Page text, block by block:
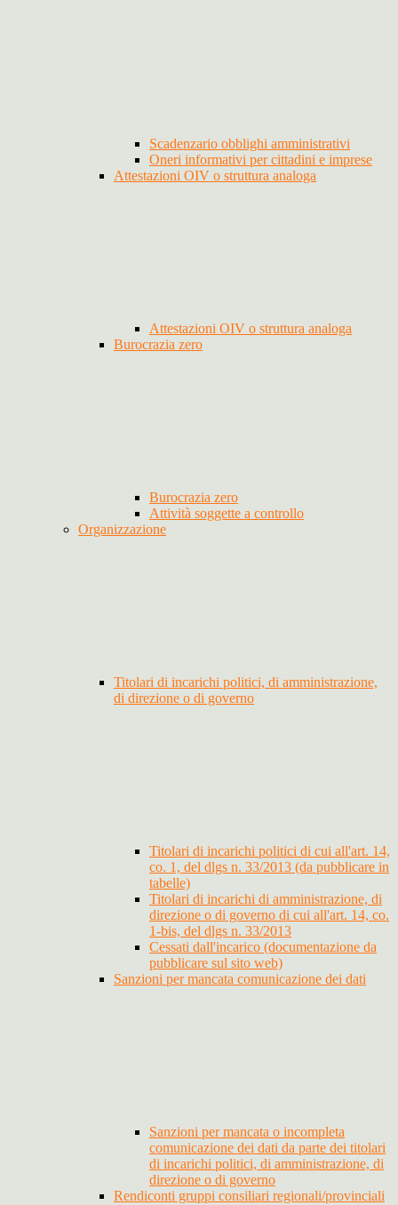
Scadenzario obblighi amministrativi
Oneri informativi per cittadini e imprese
Attestazioni OIV o struttura analoga
Attestazioni OIV o struttura analoga
Burocrazia zero
Burocrazia zero
Attività soggette a controllo
Organizzazione
Titolari di incarichi politici, di amministrazione,
di direzione o di governo
Titolari di incarichi politici di cui all'art. 14,
co. 1, del dlgs n. 33/2013 (da pubblicare in
tabelle)
Titolari di incarichi di amministrazione, di
direzione o di governo di cui all'art. 14, co.
1-bis, del dlgs n. 33/2013
Cessati dall'incarico (documentazione da
pubblicare sul sito web)
Sanzioni per mancata comunicazione dei dati
Sanzioni per mancata o incompleta
comunicazione dei dati da parte dei titolari
di incarichi politici, di amministrazione, di
direzione o di governo
Rendiconti gruppi consiliari regionali/provinciali